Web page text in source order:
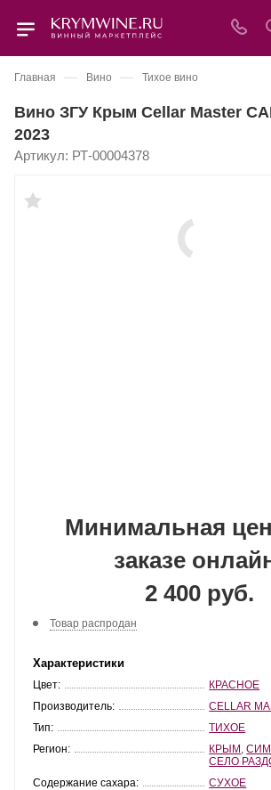
Главная — Вино — Тихое вино
Вино ЗГУ Крым Cellar Master
2023
Артикул: РТ-00004378
Минимальная
заказе
2 400 руб.
Товар распродан
Характеристики
Цвет:
КРАСНОЕ
Производитель:
CELLAR
Тип:
ТИХОЕ
Регион:
КРЫМ ,
СЕЛО
Содержание сахара:
СУХОЕ